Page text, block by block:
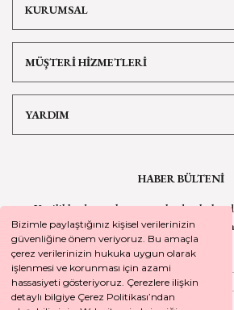
Bizimle paylaştığınız kişisel verilerinizin
güvenliğine önem veriyoruz. Bu amaçla
çerez verilerinizin hukuka uygun olarak
işlenmesi ve korunması için azami
hassasiyeti gösteriyoruz. Çerezlere ilişkin
detaylı bilgiye Çerez Politikası’ndan
KURUMSAL
MÜŞTERİ HİZMETLERİ
YARDIM
HABER BÜLTENİ
Yeniliklerden ve kampanyalardan
bültenimize kaydolun
KAYDOL